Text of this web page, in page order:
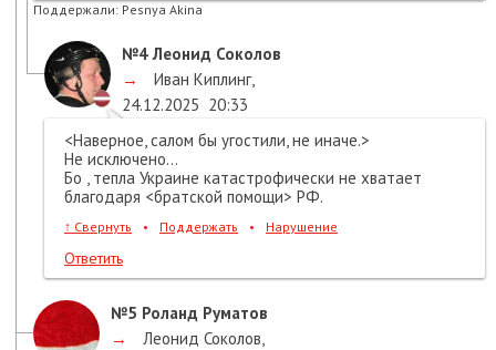
Поддержали: Pesnya Akina
№4Леонид Соколов
→
Иван Киплинг,
24.12.2025 20:33
<Наверное, салом бы угостили, не иначе.>
Не исключено...
Бо , тепла Украине катастрофически не хватает
благодаря <братской помощи> РФ.
↑ Свернуть • Поддержать • Нарушение
Ответить
№5 Роланд Руматов
→
Леонид Соколов,